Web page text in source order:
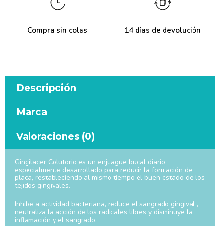
Compra sin colas 14 días de devolución
Descripción
Marca
Valoraciones (0)
Gingilacer Colutorio es un enjuague bucal diario
especialmente desarrollado para reducir la formación de
placa, restableciendo al mismo tiempo el buen estado de los
tejidos gingivales.
Inhibe a actividad bacteriana, reduce el sangrado gingival ,
neutraliza la acción de los radicales libres y disminuye la
inflamación y el sangrado.